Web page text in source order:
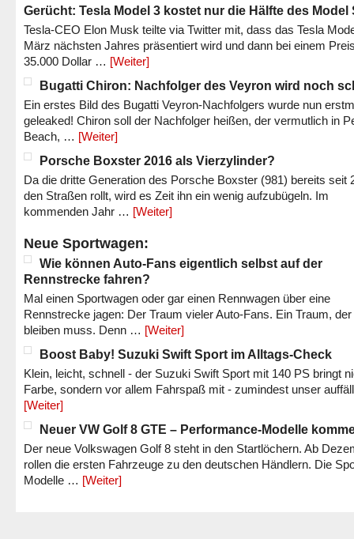
Gerücht: Tesla Model 3 kostet nur die Hälfte des Model
Tesla-CEO Elon Musk teilte via Twitter mit, dass das Tesla
März nächsten Jahres präsentiert wird und dann bei einem
35.000 Dollar … [Weiter]
Bugatti Chiron: Nachfolger des Veyron wird noch
Ein erstes Bild des Bugatti Veyron-Nachfolgers wurde nun
geleaked! Chiron soll der Nachfolger heißen, der vermutlich in
Beach, … [Weiter]
Porsche Boxster 2016 als Vierzylinder?
Da die dritte Generation des Porsche Boxster (981) bereits seit
den Straßen rollt, wird es Zeit ihn ein wenig aufzubügeln. Im
kommenden Jahr … [Weiter]
Neue Sportwagen:
Wie können Auto-Fans eigentlich selbst auf der
Rennstrecke fahren?
Mal einen Sportwagen oder gar einen Rennwagen über eine
Rennstrecke jagen: Der Traum vieler Auto-Fans. Ein Traum,
bleiben muss. Denn … [Weiter]
Boost Baby! Suzuki Swift Sport im Alltags-Check
Klein, leicht, schnell - der Suzuki Swift Sport mit 140 PS bringt
Farbe, sondern vor allem Fahrspaß mit - zumindest unser
[Weiter]
Neuer VW Golf 8 GTE – Performance-Modelle
Der neue Volkswagen Golf 8 steht in den Startlöchern. Ab
rollen die ersten Fahrzeuge zu den deutschen Händlern. Die
Modelle … [Weiter]